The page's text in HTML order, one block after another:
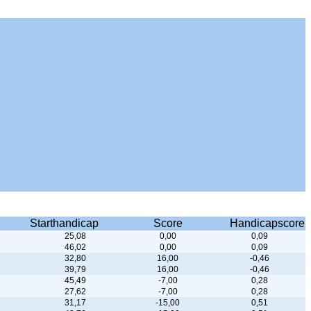
Starthandicap Score Handicapscore
25,08 0,00
0,09
46,02 0,00
0,09
32,80 16,00
-0,46
39,79 16,00
-0,46
45,49 -7,00
0,28
27,62 -7,00
0,28
31,17 -15,00
0,51